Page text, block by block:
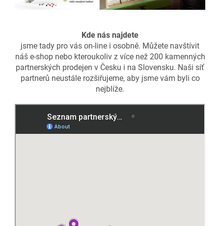
Kde nás najdete
jsme tady pro vás on-line i osobně. Můžete navštívit
náš e-shop nebo kteroukoliv z více než 200 kamenných
partnerských prodejen v Česku i na Slovensku. Naši síť
partnerů neustále rozšiřujeme, aby jsme vám byli co
nejblíže.